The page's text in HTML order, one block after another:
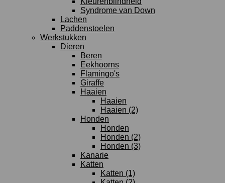
Syndrome van Down
Lachen
Paddenstoelen
Werkstukken
Dieren
Beren
Eekhoorns
Flamingo's
Giraffe
Haaien
Haaien
Haaien (2)
Honden
Honden
Honden (2)
Honden (3)
Kanarie
Katten
Katten (1)